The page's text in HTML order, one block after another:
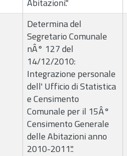
Abitazioni."
Determina del
Segretario Comunale
nÂ° 127 del
14/12/2010:
Integrazione personale
dell' Ufficio di Statistica
e Censimento
Comunale per il 15Â°
Censimento Generale
delle Abitazioni anno
2010-2011.".